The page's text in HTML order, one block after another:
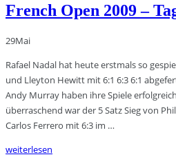
French Open 2009 –
29Mai
Rafael Nadal hat heute erstmals so
und Lleyton Hewitt mit 6:1 6:3 6:1
Andy Murray haben ihre Spiele
überraschend war der 5 Satz Sieg von
Carlos Ferrero mit 6:3 im …
weiterlesen